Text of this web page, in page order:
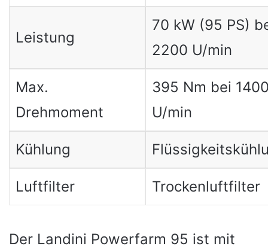
Leistung
70 kW (95 PS)
2200 U/min
Max.
Drehmoment
395 Nm bei
U/min
Kühlung
Luftfilter Trockenluftfilter
Der Landini Powerfarm 95 ist mit